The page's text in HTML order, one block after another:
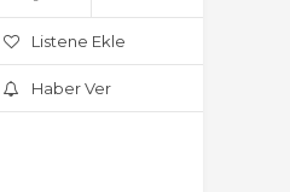
Listene Ekle
Haber Ver